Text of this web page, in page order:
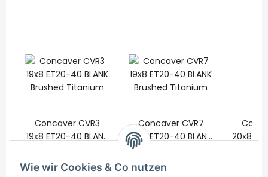
Concaver CVR3
19x8 ET20-40 BLANK
Concaver CVR7
19x8 ET20-40 BLANK
Brushed Titanium
20x8
Wie wir Cookies & Co nutzen